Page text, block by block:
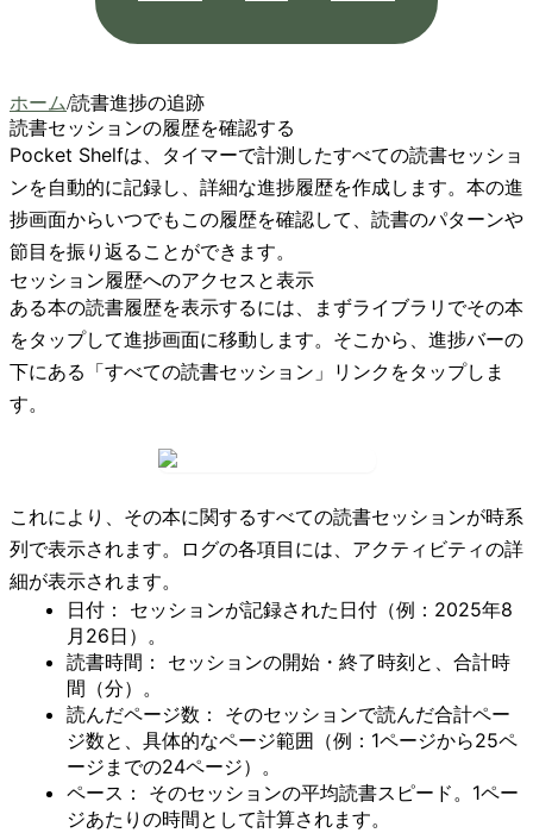
ホーム/読書進捗の追跡
読書セッションの履歴を確認する
Pocket Shelfは、タイマーで計測したすべての読書セッショ
ンを自動的に記録し、詳細な進捗履歴を作成します。本の進
捗画面からいつでもこの履歴を確認して、読書のパターンや
節目を振り返ることができます。
セッション履歴へのアクセスと表示
ある本の読書履歴を表示するには、まずライブラリでその本
をタップして進捗画面に移動します。そこから、進捗バーの
下にある「すべての読書セッション 」リンクをタップしま
す。
これにより、その本に関するすべての読書セッションが時系
列で表示されます。ログの各項目には、アクティビティの詳
細が表示されます。
日付：
セッションが記録された日付（例：2025年8
月26日）。
読書時間：
セッションの開始・終了時刻と、合計時
間（分）。
読んだページ数：
そのセッションで読んだ合計ペー
ジ数と、具体的なページ範囲（例：1ページから25ペ
ージまでの24ページ）。
ペース：
そのセッションの平均読書スピード。1ペー
ジあたりの時間として計算されます。